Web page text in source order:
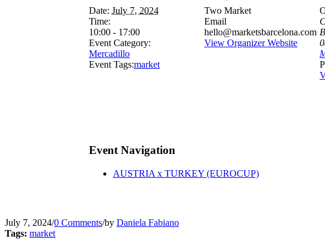
Date: July 7, 2024
Time:
10:00 - 17:00
Event Category:
Mercadillo
Event Tags:market
Two Market
Email
hello@marketsbarcelona.com
View Organizer Website
Event Navigation
AUSTRIA x TURKEY (EUROCUP)
July 7, 2024/0 Comments/by Daniela Fabiano
Tags: market